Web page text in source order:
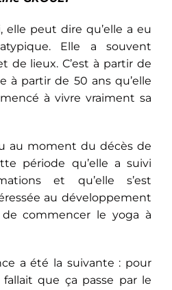
elle peut dire qu’elle a eu
Elle a souvent
de lieux. C’est à partir de
à partir de 50 ans qu’elle
à vivre vraiment sa
au moment du décès de
période qu’elle a suivi
et qu’elle s’est
au développement
commencer le yoga à
a été la suivante : pour
que ça passe par le